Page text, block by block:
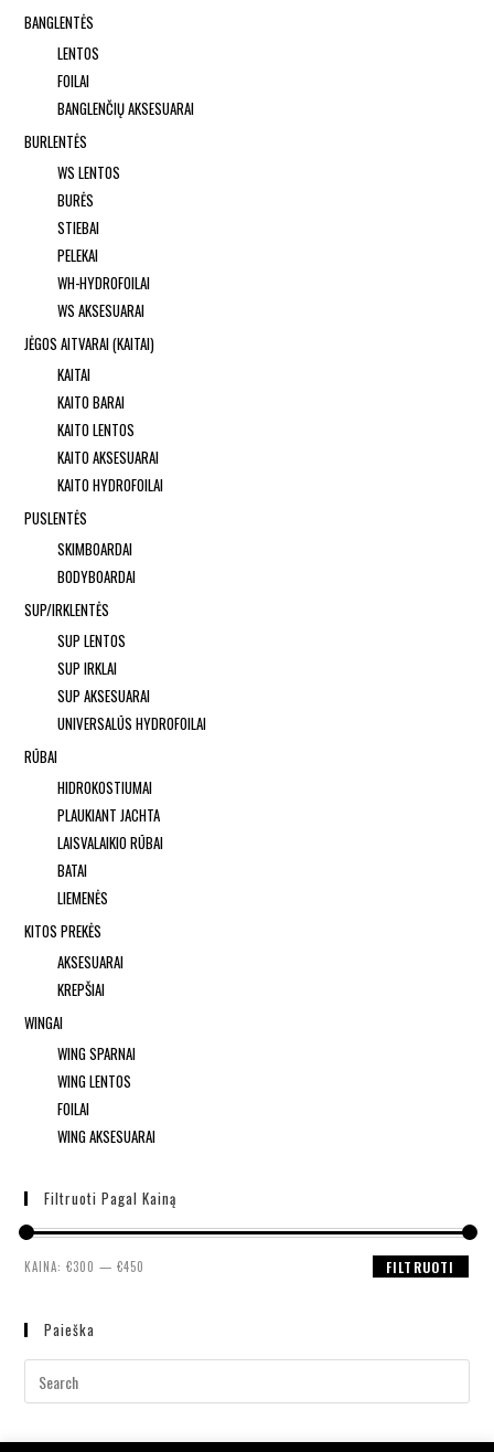
BANGLENTĖS
LENTOS
FOILAI
BANGLENČIŲ AKSESUARAI
BURLENTĖS
WS LENTOS
BURĖS
STIEBAI
PELEKAI
WH-HYDROFOILAI
WS AKSESUARAI
JĖGOS AITVARAI (KAITAI)
KAITAI
KAITO BARAI
KAITO LENTOS
KAITO AKSESUARAI
KAITO HYDROFOILAI
PUSLENTĖS
SKIMBOARDAI
BODYBOARDAI
SUP/IRKLENTĖS
SUP LENTOS
SUP IRKLAI
SUP AKSESUARAI
UNIVERSALŪS HYDROFOILAI
RŪBAI
HIDROKOSTIUMAI
PLAUKIANT JACHTA
LAISVALAIKIO RŪBAI
BATAI
LIEMENĖS
KITOS PREKĖS
AKSESUARAI
KREPŠIAI
WINGAI
WING SPARNAI
WING LENTOS
FOILAI
WING AKSESUARAI
Filtruoti Pagal Kainą
FILTRUOTI
KAINA:€300 —€450
Paieška